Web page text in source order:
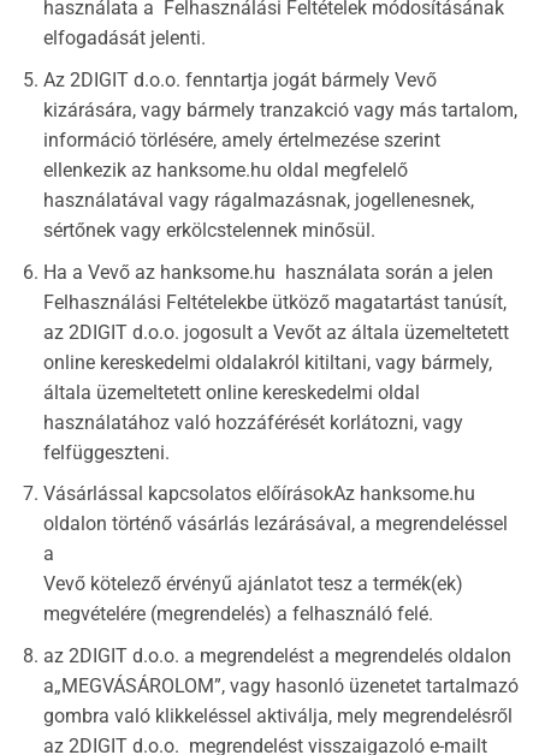
használata a Felhasználási Feltételek módosításának
elfogadását jelenti.
Az 2DIGIT d.o.o. fenntartja jogát bármely Vevő
kizárására, vagy bármely tranzakció vagy más tartalom,
információ törlésére, amely értelmezése szerint
ellenkezik az hanksome.hu oldal megfelelő
használatával vagy rágalmazásnak, jogellenesnek,
sértőnek vagy erkölcstelennek minősül.
Ha a Vevő az hanksome.hu használata során a jelen
Felhasználási Feltételekbe ütköző magatartást tanúsít,
az 2DIGIT d.o.o. jogosult a Vevőt az általa üzemeltetett
online kereskedelmi oldalakról kitiltani, vagy bármely,
általa üzemeltetett online kereskedelmi oldal
használatához való hozzáférését korlátozni, vagy
felfüggeszteni.
Vásárlással kapcsolatos előírásokAz hanksome.hu
oldalon történő vásárlás lezárásával, a megrendeléssel
a
Vevő kötelező érvényű ajánlatot tesz a termék(ek)
megvételére (megrendelés) a felhasználó felé.
az 2DIGIT d.o.o. a megrendelést a megrendelés oldalon
a„MEGVÁSÁROLOM”, vagy hasonló üzenetet tartalmazó
gombra való klikkeléssel aktiválja, mely megrendelésről
az 2DIGIT d.o.o. megrendelést visszaigazoló e-mailt